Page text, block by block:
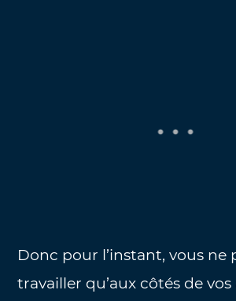
Donc pour l’instant, vous ne
travailler qu’aux côtés de vos